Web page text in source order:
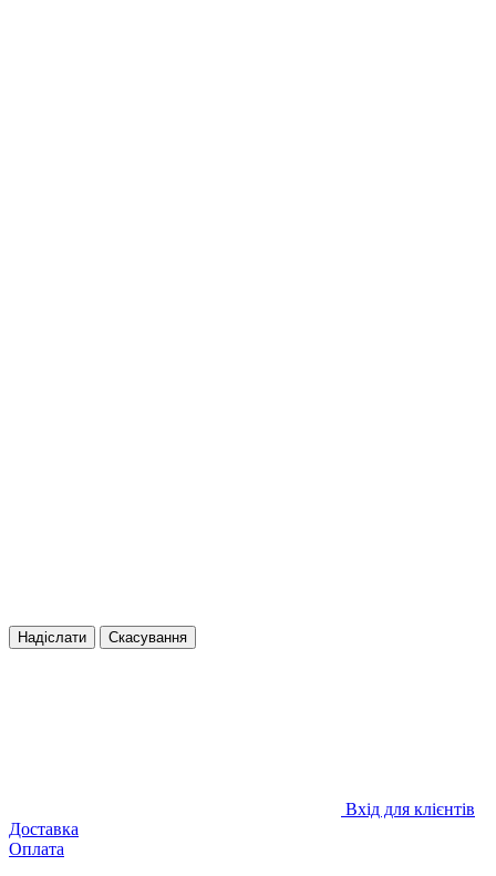
Надіслати Скасування
Вхід для клієнтів
Доставка
Оплата